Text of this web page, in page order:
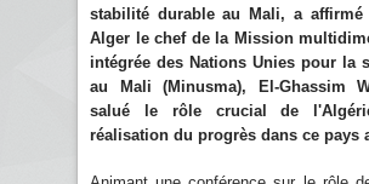
stabilité durable au Mali, a affirmé
Alger le chef de la Mission
intégrée des Nations Unies pour la
au Mali (Minusma), El-Ghassim
salué le rôle crucial de
réalisation du progrès dans ce pays